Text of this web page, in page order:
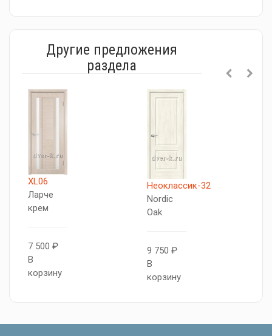
Другие предложения
раздела
XL06
Ларче
крем
7 500 ₽
В
корзину
Неоклассик-32
Nordic
Oak
9 750 ₽
В
корзину